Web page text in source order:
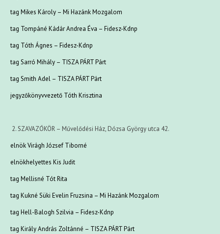
tag Mikes Károly – Mi Hazánk Mozgalom
tag Tompáné Kádár Andrea Éva – Fidesz-Kdnp
tag Tóth Ágnes – Fidesz-Kdnp
tag Sarró Mihály – TISZA PÁRT Párt
tag Smith Adel – TISZA PÁRT Párt
jegyzőkönyvvezető Tóth Krisztina
2. SZAVAZÓKÖR – Művelődési Ház, Dózsa György utca 42.
elnök Virágh József Tiborné
elnökhelyettes Kis Judit
tag Mellisné Tót Rita
tag Kukné Süki Evelin Fruzsina – Mi Hazánk Mozgalom
tag Hell-Balogh Szilvia – Fidesz-Kdnp
tag Király András Zoltánné – TISZA PÁRT Párt